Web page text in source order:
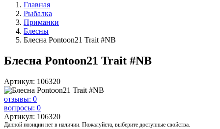
Главная
Рыбалка
Приманки
Блесны
Блесна Pontoon21 Trait #NB
Блесна Pontoon21 Trait #NB
Артикул: 106320
отзывы: 0
вопросы: 0
Артикул: 106320
Данной позиции нет в наличии. Пожалуйста, выберите доступные свойства.